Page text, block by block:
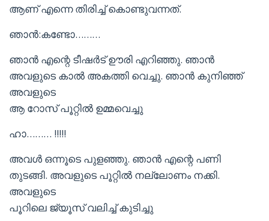
ആണ് എന്നെ തിരിച്ച് കൊണ്ടുവന്നത്.
ഞാൻ:കണ്ടോ………
ഞാൻ എന്റെ ടീഷർട് ഊരി എറിഞ്ഞു. ഞാൻ
അവളുടെ കാൽ അകത്തി വെച്ചു. ഞാൻ കുനിഞ്ഞ്
അവളുടെ
ആ റോസ് പൂറ്റിൽ ഉമ്മവെച്ചു
ഹാ……… !!!!!
അവൾ ഒന്നൂടെ പുളഞ്ഞു. ഞാൻ എന്റെ പണി
തുടങ്ങി. അവളുടെ പൂറ്റിൽ നല്ലോണം നക്കി.
അവളുടെ
പൂറിലെ ജ്യൂസ് വലിച്ച് കുടിച്ചു